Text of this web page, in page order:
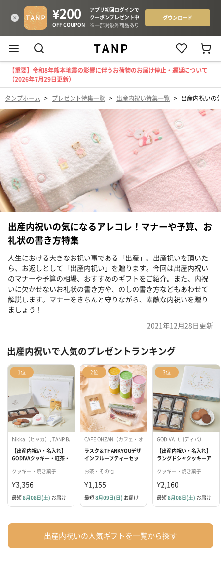
【重要】令和8年熊本地震の影響に伴うお荷物のお届け停止・遅延について
（2026年7月29日更新）
タンプホーム > プレゼント特集一覧 > 出産内祝い特集一覧 > 出産内祝いの
出産内祝いの気になるアレコレ！マナーや予算、お
礼状の書き方特集
人生における大きなお祝い事である「出産」。出産祝いを頂いた
ら、お返しとして「出産内祝い」を贈ります。今回は出産内祝い
のマナーや予算の相場、おすすめのギフトをご紹介。また、内祝
いに欠かせないお礼状の書き方や、のしの書き方などもあわせて
解説します。マナーをきちんと守りながら、素敵な内祝いを贈り
ましょう！
2021年12月28日更新
出産内祝いで人気のプレゼントランキング
1位
hikka（ヒッカ）, TANP BABY（タンプベイビー）, GODIVA（ゴディバ）, TANP（タンプ）
【出産内祝い・名入れ】
GODIVAクッキー・紅茶・
クッキー・焼き菓子
¥3,356
最短8月08日(土) お届け
2位
CAFE OHZAN（カフェ・オウザン）, TEAtriCO（ティートリ
ラスク＆THANKYOUデザ
インフルーツティーセッ
お茶・その他
¥1,155
最短8月09日(日) お届け
3位
GODIVA（ゴディバ）
【出産内祝い・名入れ】
ラングドシャクッキーア
クッキー・焼き菓子
¥2,160
最短8月08日(土) お届け
出産内祝いの人気ギフトを一覧から探す